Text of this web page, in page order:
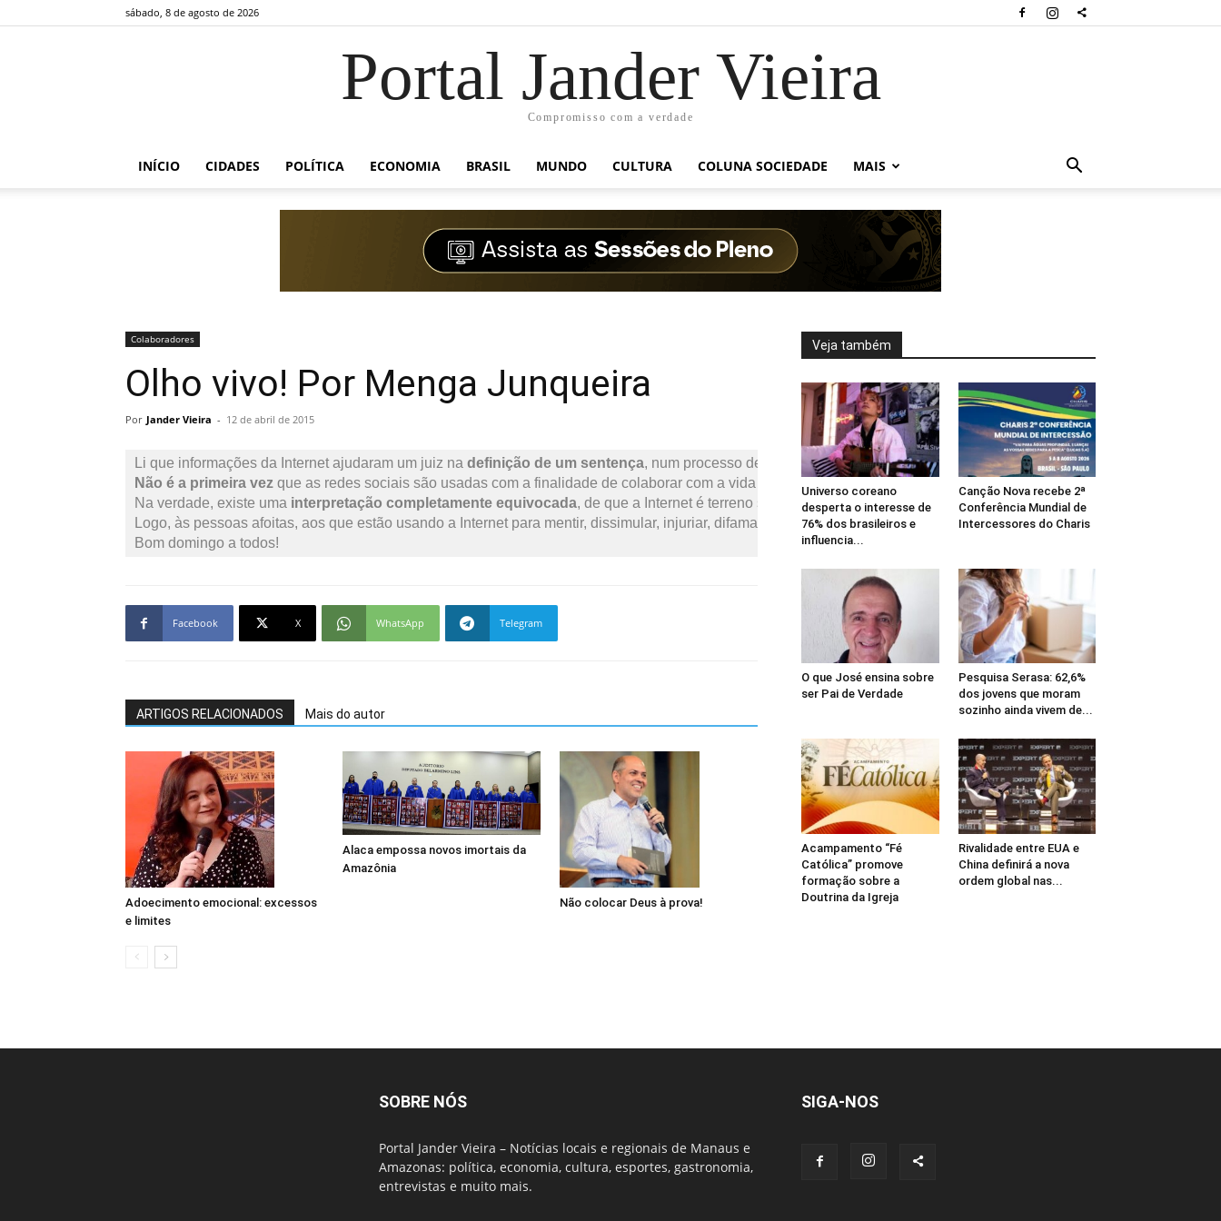
sábado, 8 de agosto de 2026
Portal Jander Vieira
Compromisso com a verdade
INÍCIO CIDADES POLÍTICA ECONOMIA BRASIL MUNDO CULTURA COLUNA SOCIEDADE MAIS
Colaboradores
Olho vivo! Por Menga Junqueira
Por Jander Vieira - 12 de abril de 2015
Li que informações da Internet ajudaram um juiz na definição de um sentença
Não é a primeira vez que as redes sociais são usadas com a finalidade de colaborar com a vida das pessoas. São inúmeros os exemplos e se espalham entre
Na verdade, existe uma interpretação completamente equivocada, de que a Internet é terreno sem dono, onde você pode dizer o que quer e como quer. Não é
Logo, às pessoas afoitas, aos que estão usando a Internet para mentir, dissimular, injuriar, difamar ou caluniar, todo cuidado será pouco, na hora de usar de tais
Bom domingo a todos!
Facebook X WhatsApp Telegram
ARTIGOS RELACIONADOS Mais do autor
Adoecimento emocional: excessos
e limites
Alaca empossa novos imortais da
Amazônia
Não colocar Deus à prova!
Veja também
Universo coreano
desperta o interesse de
76% dos brasileiros e
influencia...
Canção Nova recebe 2ª
Conferência Mundial de
Intercessores do Charis
O que José ensina sobre
ser Pai de Verdade
Pesquisa Serasa: 62,6%
dos jovens que moram
sozinho ainda vivem de...
Acampamento “Fé
Católica” promove
formação sobre a
Doutrina da Igreja
Rivalidade entre EUA e
China definirá a nova
ordem global nas...
SOBRE NÓS
Portal Jander Vieira – Notícias locais e regionais de Manaus e
Amazonas: política, economia, cultura, esportes, gastronomia,
entrevistas e muito mais.
SIGA-NOS